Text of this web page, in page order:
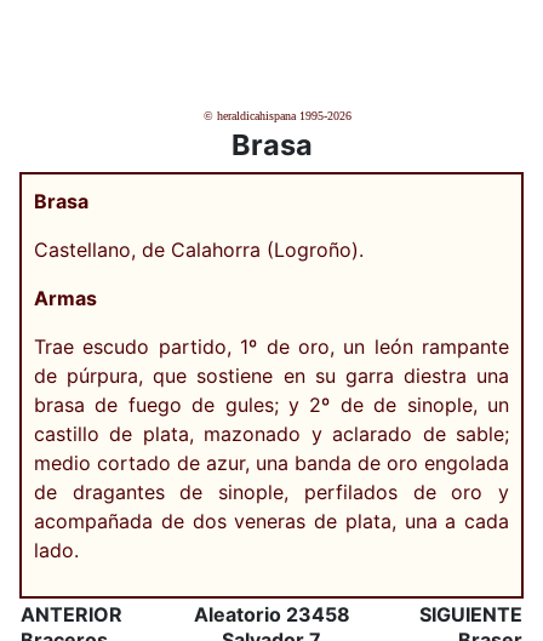
© heraldicahispana 1995-2026
Brasa
Brasa
Castellano, de Calahorra (Logroño).
Armas
Trae escudo partido, 1º de oro, un león rampante
de púrpura, que sostiene en su garra diestra una
brasa de fuego de gules; y 2º de de sinople, un
castillo de plata, mazonado y aclarado de sable;
medio cortado de azur, una banda de oro engolada
de dragantes de sinople, perfilados de oro y
acompañada de dos veneras de plata, una a cada
lado.
ANTERIOR
Aleatorio 23458
SIGUIENTE